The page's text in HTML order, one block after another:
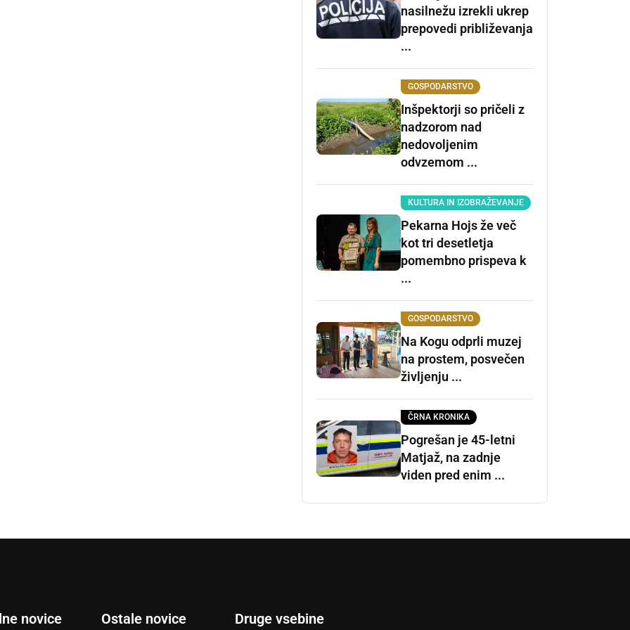
nasilnežu izrekli ukrep
prepovedi približevanja
...
GOSPODARSTVO
Inšpektorji so pričeli z
nadzorom nad
nedovoljenim
odvzemom ...
KULTURA IN IZOBRAŽEVANJE
Pekarna Hojs že več
kot tri desetletja
pomembno prispeva k
...
GOSPODARSTVO
Na Kogu odprli muzej
na prostem, posvečen
življenju ...
ČRNA KRONIKA
Pogrešan je 45-letni
Matjaž, na zadnje
viden pred enim ...
novice Ostale novice Druge vsebine